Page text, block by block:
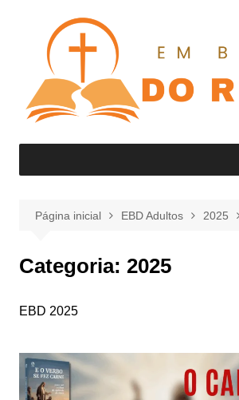
conteúdo
Página inicial EBD Adultos 2025
Categoria: 2025
EBD 2025